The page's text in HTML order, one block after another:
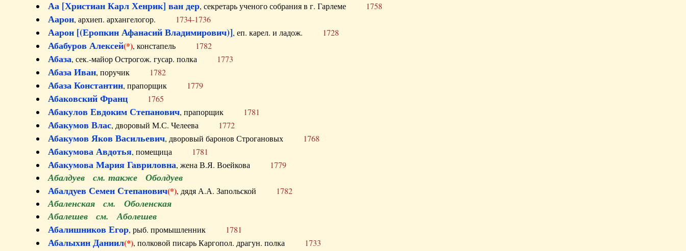
Аа [Христиан Карл Хенрик] ван дер, секретарь ученого собрания в г. Гарлеме 1758
Аарон, архиеп. архангелогор. 1734-1736
Аарон [(Еропкин Афанасий Владимирович)], еп. карел. и ладож. 1728
Абабуров Алексей(*), констапель 1782
Абаза, сек.-майор Острогож. гусар. полка 1773
Абаза Иван, поручик 1782
Абаза Константин, прапорщик 1779
Абаковский Франц 1765
Абакулов Евдоким Степанович, прапорщик 1781
Абакумов Влас, дворовый М.С. Челеева 1772
Абакумов Яков Васильевич, дворовый баронов Строгановых 1768
Абакумова Авдотья, помещица 1781
Абакумова Мария Гавриловна, жена В.Я. Воейкова 1779
Абалдуев см. также Оболдуев
Абалдуев Семен Степанович(*), дядя А.А. Запольской 1782
Абаленская см. Оболенская
Абалешев см. Аболешев
Абалишников Егор, рыб. промышленник 1781
Абалыхин Даниил(*), полковой писарь Каргопол. драгун. полка 1733